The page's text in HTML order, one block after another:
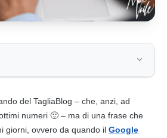
del TagliaBlog – che, anzi, ad
numeri 🙂 – ma di una frase che
giorni, ovvero da quando il Google